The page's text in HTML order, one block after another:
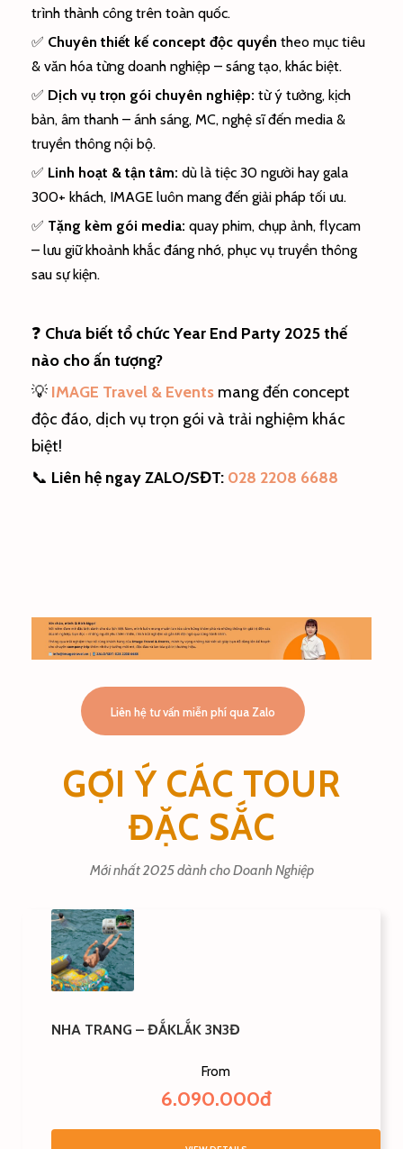
trình thành công trên toàn quốc.
✅ Chuyên thiết kế concept độc quyền theo mục tiêu
& văn hóa từng doanh nghiệp – sáng tạo, khác biệt.
✅ Dịch vụ trọn gói chuyên nghiệp: từ ý tưởng, kịch
bản, âm thanh – ánh sáng, MC, nghệ sĩ đến media &
truyền thông nội bộ.
✅ Linh hoạt & tận tâm: dù là tiệc 30 người hay gala
300+ khách, IMAGE luôn mang đến giải pháp tối ưu.
✅ Tặng kèm gói media: quay phim, chụp ảnh, flycam
– lưu giữ khoảnh khắc đáng nhớ, phục vụ truyền thông
sau sự kiện.
❓ Chưa biết tổ chức Year End Party 2025 thế
nào cho ấn tượng?
💡 IMAGE Travel & Events mang đến concept
độc đáo, dịch vụ trọn gói và trải nghiệm khác
biệt!
📞 Liên hệ ngay ZALO/SĐT: 028 2208 6688
Liên hệ tư vấn miễn phí qua Zalo
GỢI Ý CÁC TOUR
ĐẶC SẮC
Mới nhất 2025 dành cho Doanh Nghiệp
NHA TRANG – ĐẮKLẮK 3N3Đ
From
6.090.000đ